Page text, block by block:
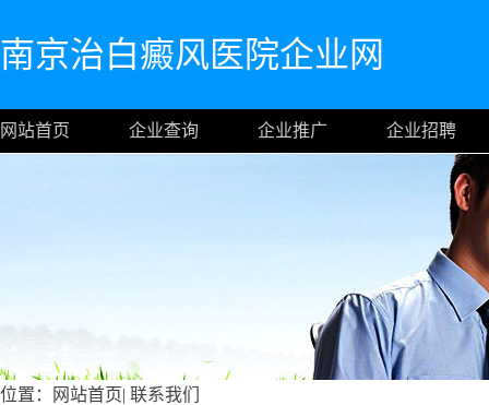
南京治白癜风医院企业网
网站首页 企业查询 企业推广 企业招聘
位置： 网站首页| 联系我们